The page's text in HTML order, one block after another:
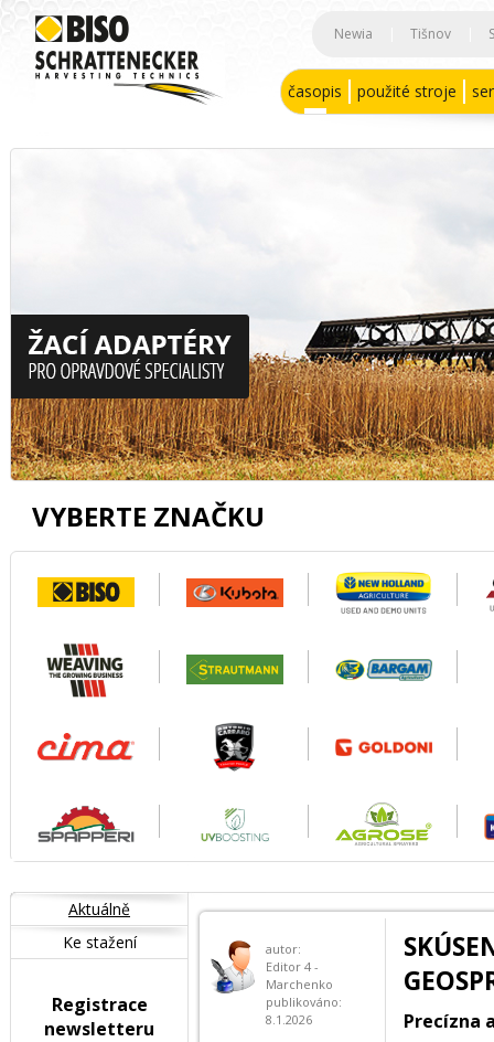
Newia Tišnov
časopis použité stroje
VYBERTE ZNAČKU
autor:
Editor 4 -
Marchenko
publikováno:
8.1.2026
Precízna
Aktuálně
Ke stažení
Registrace
newsletteru